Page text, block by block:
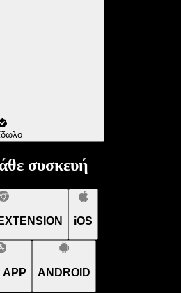
συσκευή
iOS
APP ANDROID